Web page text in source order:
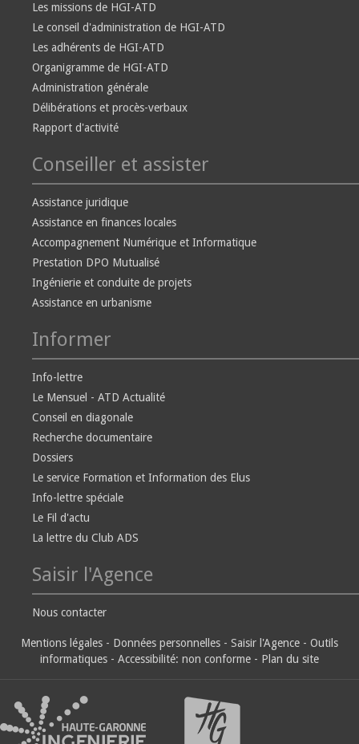
Les missions de HGI-ATD
Le conseil d'administration de HGI-ATD
Les adhérents de HGI-ATD
Organigramme de HGI-ATD
Administration générale
Délibérations et procès-verbaux
Rapport d'activité
Conseiller et assister
Assistance juridique
Assistance en finances locales
Accompagnement Numérique et Informatique
Prestation DPO Mutualisé
Ingénierie et conduite de projets
Assistance en urbanisme
Informer
Info-lettre
Le Mensuel - ATD Actualité
Conseil en diagonale
Recherche documentaire
Dossiers
Le service Formation et Information des Elus
Info-lettre spéciale
Le Fil d'actu
La lettre du Club ADS
Saisir l'Agence
Nous contacter
Mentions légales - Données personnelles - Saisir l'Agence - Outils
informatiques - Accessibilité: non conforme - Plan du site